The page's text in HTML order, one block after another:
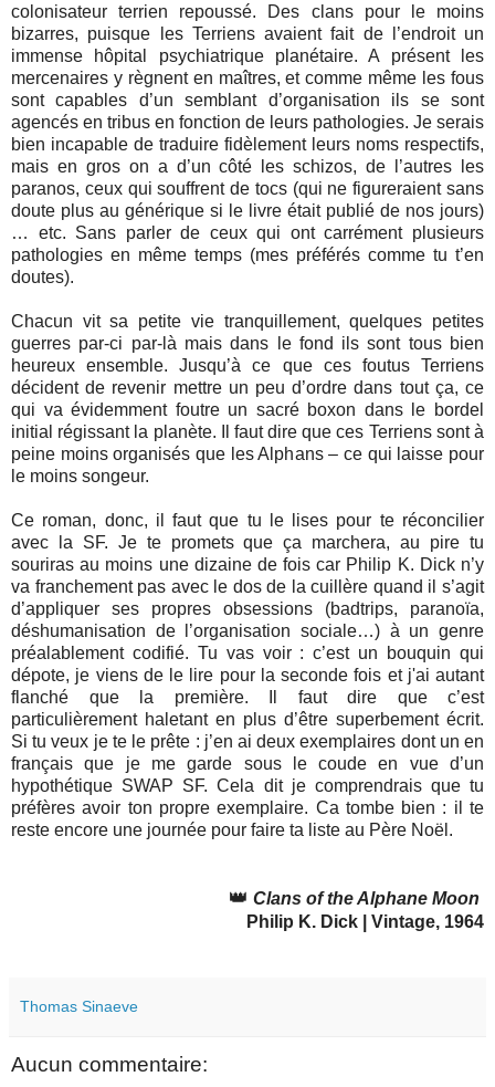
colonisateur terrien repoussé. Des clans pour le moins
bizarres, puisque les Terriens avaient fait de l’endroit un
immense hôpital psychiatrique planétaire. A présent les
mercenaires y règnent en maîtres, et comme même les fous
sont capables d’un semblant d’organisation ils se sont
agencés en tribus en fonction de leurs pathologies. Je serais
bien incapable de traduire fidèlement leurs noms respectifs,
mais en gros on a d’un côté les schizos, de l’autres les
paranos, ceux qui souffrent de tocs (qui ne figureraient sans
doute plus au générique si le livre était publié de nos jours)
… etc. Sans parler de ceux qui ont carrément plusieurs
pathologies en même temps (mes préférés comme tu t’en
doutes).
Chacun vit sa petite vie tranquillement, quelques petites
guerres par-ci par-là mais dans le fond ils sont tous bien
heureux ensemble. Jusqu’à ce que ces foutus Terriens
décident de revenir mettre un peu d’ordre dans tout ça, ce
qui va évidemment foutre un sacré boxon dans le bordel
initial régissant la planète. Il faut dire que ces Terriens sont à
peine moins organisés que les Alphans – ce qui laisse pour
le moins songeur.
Ce roman, donc, il faut que tu le lises pour te réconcilier
avec la SF. Je te promets que ça marchera, au pire tu
souriras au moins une dizaine de fois car Philip K. Dick n’y
va franchement pas avec le dos de la cuillère quand il s’agit
d’appliquer ses propres obsessions (badtrips, paranoïa,
déshumanisation de l’organisation sociale…) à un genre
préalablement codifié. Tu vas voir : c’est un bouquin qui
dépote, je viens de le lire pour la seconde fois et j'ai autant
flanché que la première. Il faut dire que c’est
particulièrement haletant en plus d’être superbement écrit.
Si tu veux je te le prête : j’en ai deux exemplaires dont un en
français que je me garde sous le coude en vue d’un
hypothétique SWAP SF.Cela dit je comprendrais que tu
préfères avoir ton propre exemplaire. Ca tombe bien : il te
reste encore une journée pour faire ta liste au Père Noël.
👑 Clans of the Alphane Moon
Philip K. Dick | Vintage, 1964
Thomas Sinaeve
Aucun commentaire: